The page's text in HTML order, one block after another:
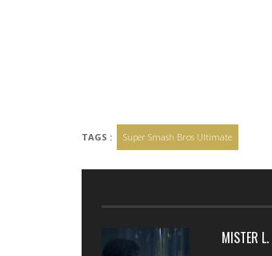
TAGS : Super Smash Bros Ultimate
MISTER L.